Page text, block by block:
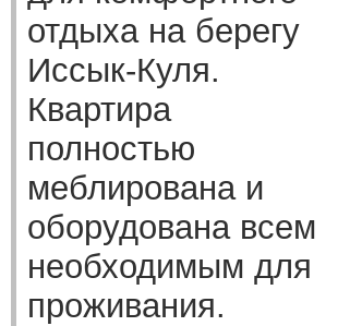
отдыха на берегу
Иссык-Куля.
Квартира
полностью
меблирована и
оборудована всем
необходимым для
проживания.